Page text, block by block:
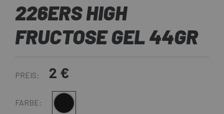
226ERS HIGH
FRUCTOSE GEL 44GR
PREIS: 2 €
FARBE: Multi